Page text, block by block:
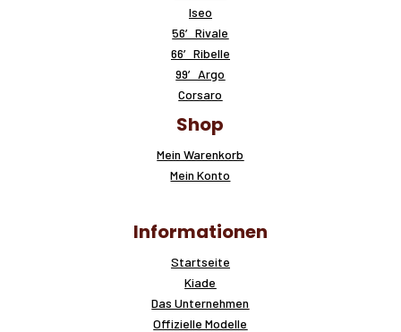
Iseo
56′ Rivale
66′ Ribelle
99′ Argo
Corsaro
Shop
Mein Warenkorb
Mein Konto
Informationen
Startseite
Kiade
Das Unternehmen
Offizielle Modelle